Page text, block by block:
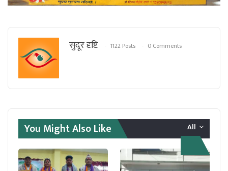
सुदूर दृष्टि 1122 Posts 0 Comments
All
You Might Also Like